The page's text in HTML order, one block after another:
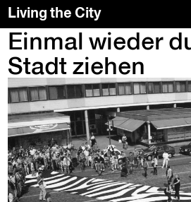
Skip
to
the
content
Living the City
Einmal wieder
Stadt ziehen
To
the
top
↑